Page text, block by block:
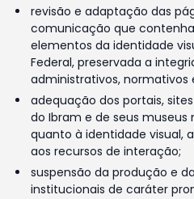
revisão e adaptação das
comunicação que
elementos da identidade
Federal, preservada a
administrativos, normativos
adequação dos portais,
do Ibram e de seus museus
quanto à identidade visual,
aos recursos de interação;
suspensão da produção e
institucionais de caráter